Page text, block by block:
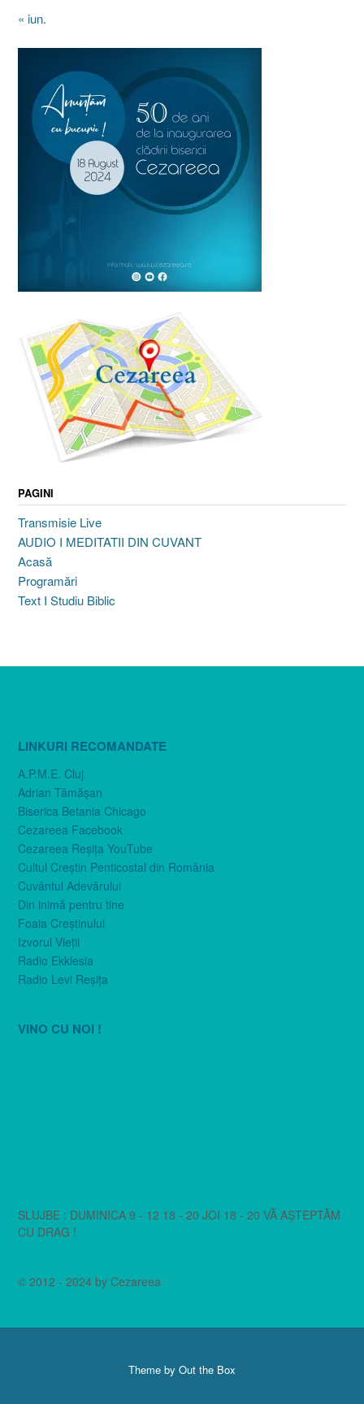
« iun.
PAGINI
Transmisie Live
AUDIO I MEDITATII DIN CUVANT
Acasă
Programări
Text I Studiu Biblic
LINKURI RECOMANDATE
A.P.M.E. Cluj
Adrian Tămăşan
Biserica Betania Chicago
Cezareea Facebook
Cezareea Reşiţa YouTube
Cultul Creştin Penticostal din România
Cuvântul Adevărului
Din inimă pentru tine
Foaia Creştinului
Izvorul Vieţii
Radio Ekklesia
Radio Levi Reşiţa
VINO CU NOI !
SLUJBE : DUMINICA 9 - 12 18 - 20 JOI 18 - 20 VĂ AȘTEPTĂM
CU DRAG !
© 2012 - 2024 by Cezareea
Theme by Out the Box